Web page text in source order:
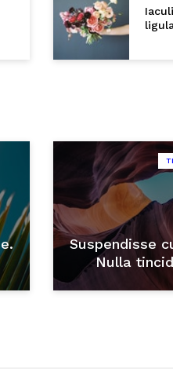
Suspendisse
Nulla